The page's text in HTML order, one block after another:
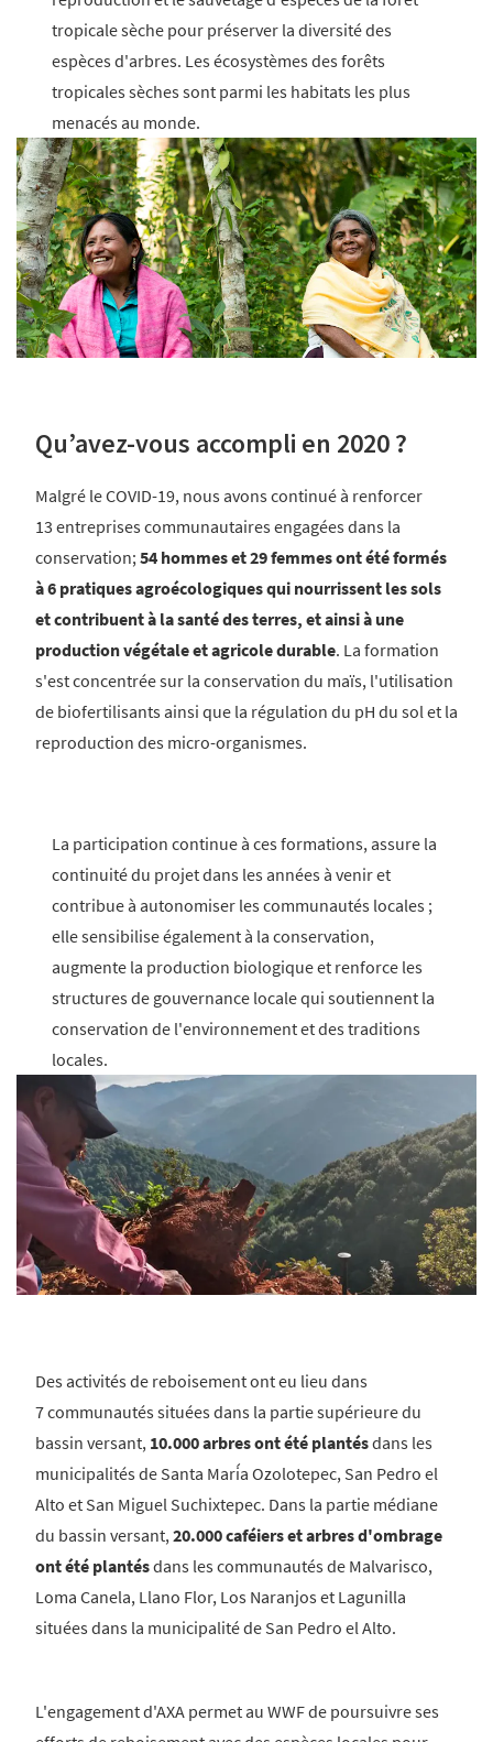
tropicale sèche pour préserver la diversité des
espèces d'arbres. Les écosystèmes des forêts
tropicales sèches sont parmi les habitats les plus
menacés au monde.
Qu’avez-vous accompli en 2020 ?
Malgré le COVID-19, nous avons continué à renforcer
13 entreprises communautaires engagées dans la
conservation;54 hommes et 29 femmes ont été formés
à 6 pratiques agroécologiques qui nourrissent les sols
et contribuent à la santé des terres, et ainsi à une
production végétale et agricole durable. La formation
s'est concentrée sur la conservation du maïs, l'utilisation
de biofertilisants ainsi que la régulation du pH du sol et la
reproduction des micro-organismes.
La participation continue à ces formations, assure la
continuité du projet dans les années à venir et
contribue à autonomiser les communautés locales ;
elle sensibilise également à la conservation,
augmente la production biologique et renforce les
structures de gouvernance locale qui soutiennent la
conservation de l'environnement et des traditions
locales.
Des activités de reboisement ont eu lieu dans
7 communautés situées dans la partie supérieure du
bassin versant, 10.000 arbres ont été plantésdans les
municipalités de Santa María Ozolotepec, San Pedro el
Alto et San Miguel Suchixtepec. Dans la partie médiane
du bassin versant,20.000 caféiers et arbres d'ombrage
ont été plantésdans les communautés de Malvarisco,
Loma Canela, Llano Flor, Los Naranjos et Lagunilla
situées dans la municipalité de San Pedro el Alto.
L'engagement d'AXA permet au WWF de poursuivre ses